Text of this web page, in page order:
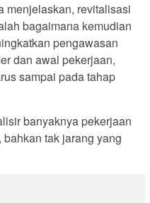
menjelaskan, revitalisasi
bagaimana kemudian
pengawasan
dan awal pekerjaan,
sampai pada tahap
banyaknya pekerjaan
tak jarang yang